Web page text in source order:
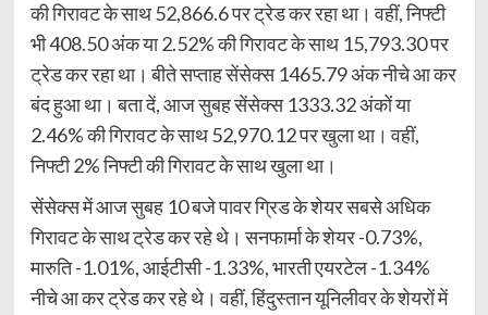
की गिरावट के साथ 52,866.6 पर ट्रेड कर रहा था। वहीं, निफ्टी
भी 408.50 अंक या 2.52% की गिरावट के साथ 15,793.30 पर
ट्रेड कर रहा था। बीते सप्ताह सेंसेक्स 1465.79 अंक नीचे आ कर
बंद हुआ था। बता दें, आज सुबह सेंसेक्स 1333.32 अंकों या
2.46% की गिरावट के साथ 52,970.12 पर खुला था। वहीं,
निफ्टी 2% निफ्टी की गिरावट के साथ खुला था।
सेंसेक्स में आज सुबह 10 बजे पावर ग्रिड के शेयर सबसे अधिक
गिरावट के साथ ट्रेड कर रहे थे। सनफार्मा के शेयर -0.73%,
मारुति -1.01%, आईटीसी -1.33%, भारती एयरटेल -1.34%
नीचे आ कर ट्रेड कर रहे थे। वहीं, हिंदुस्तान यूनिलीवर के शेयरों में